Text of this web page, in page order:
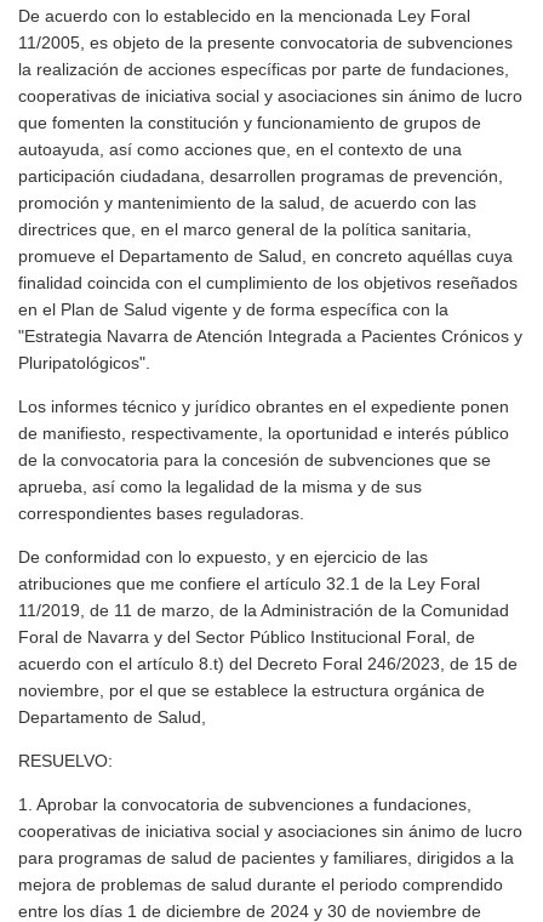
De acuerdo con lo establecido en la mencionada Ley Foral
11/2005, es objeto de la presente convocatoria de subvenciones
la realización de acciones específicas por parte de fundaciones,
cooperativas de iniciativa social y asociaciones sin ánimo de lucro
que fomenten la constitución y funcionamiento de grupos de
autoayuda, así como acciones que, en el contexto de una
participación ciudadana, desarrollen programas de prevención,
promoción y mantenimiento de la salud, de acuerdo con las
directrices que, en el marco general de la política sanitaria,
promueve el Departamento de Salud, en concreto aquéllas cuya
finalidad coincida con el cumplimiento de los objetivos reseñados
en el Plan de Salud vigente y de forma específica con la
"Estrategia Navarra de Atención Integrada a Pacientes Crónicos y
Pluripatológicos".
Los informes técnico y jurídico obrantes en el expediente ponen
de manifiesto, respectivamente, la oportunidad e interés público
de la convocatoria para la concesión de subvenciones que se
aprueba, así como la legalidad de la misma y de sus
correspondientes bases reguladoras.
De conformidad con lo expuesto, y en ejercicio de las
atribuciones que me confiere el artículo 32.1 de la Ley Foral
11/2019, de 11 de marzo, de la Administración de la Comunidad
Foral de Navarra y del Sector Público Institucional Foral, de
acuerdo con el artículo 8.t) del Decreto Foral 246/2023, de 15 de
noviembre, por el que se establece la estructura orgánica de
Departamento de Salud,
RESUELVO:
1. Aprobar la convocatoria de subvenciones a fundaciones,
cooperativas de iniciativa social y asociaciones sin ánimo de lucro
para programas de salud de pacientes y familiares, dirigidos a la
mejora de problemas de salud durante el periodo comprendido
entre los días 1 de diciembre de 2024 y 30 de noviembre de